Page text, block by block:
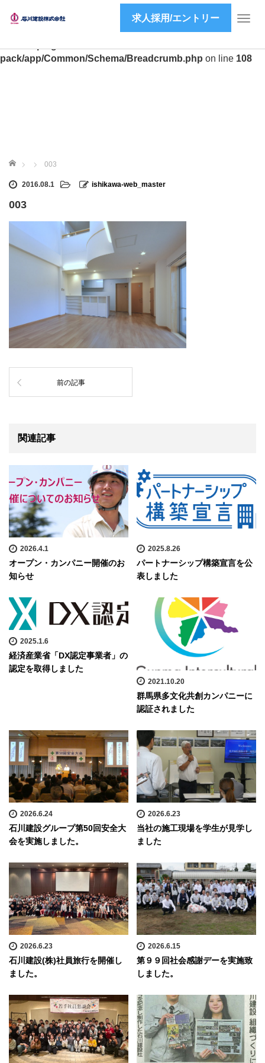
Warning: preg_match(): Unknown modifier 'a' in
/home/ishikawa-inc/ishikawa-inc.co.jp/public_html/wp2/wp-
pack/app/Common/Schema/Breadcrumb.php on line 108
T
g
求人採用/エントリー
ホーム 003
2016.08.1 ishikawa-web_master
003
前の記事
関連記事
2026.4.1
オープン・カンパニー開催のお
知らせ
2025.8.26
パートナーシップ構築宣言を公
表しました
2025.1.6
経済産業省「DX認定事業者」の
認定を取得しました
2021.10.20
群馬県多文化共創カンパニーに
認証されました
2026.6.24
石川建設グループ第50回安全大
会を実施しました。
2026.6.23
当社の施工現場を学生が見学し
ました
2026.6.23
石川建設(株)社員旅行を開催し
ました。
2026.6.15
第９９回社会感謝デーを実施致
しました。